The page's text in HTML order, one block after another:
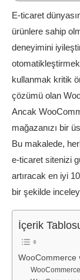
E-ticaret
ürünlere sahip
deneyimini
otomatikleştirmek
kullanmak kritik
çözümü olan
Ancak
mağazanızı bir
Bu makalede,
e-ticaret sitenizi
artıracak en iyi
bir şekilde
İçerik
WooCommerce